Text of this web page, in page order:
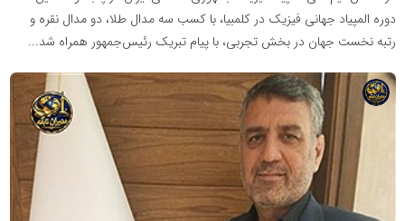
دوره المپیاد جهانی فیزیک در کلمبیا، با کسب سه مدال طلا، دو مدال نقره و
رتبه نخست جهان در بخش تجربی، با پیام تبریک رئیس‌جمهور همراه شد...
شبکه
خبری
مدیران